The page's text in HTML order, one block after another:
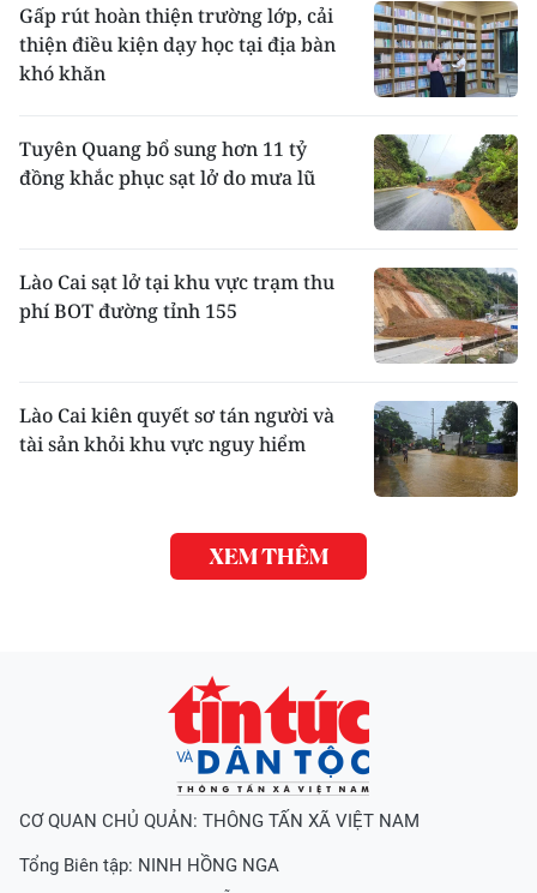
Gấp rút hoàn thiện trường lớp, cải
thiện điều kiện dạy học tại địa bàn
khó khăn
Tuyên Quang bổ sung hơn 11 tỷ
đồng khắc phục sạt lở do mưa lũ
Lào Cai sạt lở tại khu vực trạm thu
phí BOT đường tỉnh 155
Lào Cai kiên quyết sơ tán người và
tài sản khỏi khu vực nguy hiểm
XEM THÊM
CƠ QUAN CHỦ QUẢN: THÔNG TẤN XÃ VIỆT NAM
Tổng Biên tập: NINH HỒNG NGA